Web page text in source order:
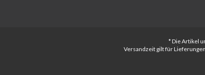
* Die Artikel
Versandzeit gilt für